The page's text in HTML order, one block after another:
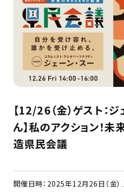
【12/26（金）ゲスト：
ん】私のアクション！
造県民会議
開催日時： 2025年12月26日（金